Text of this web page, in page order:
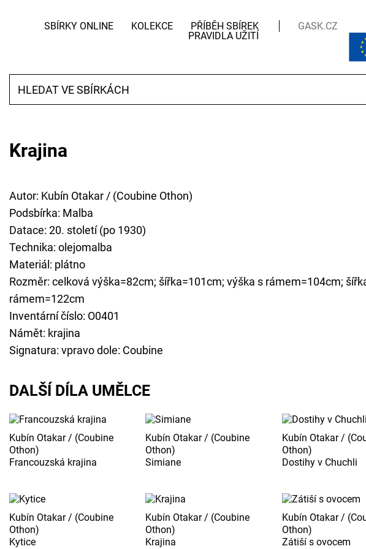
SBÍRKY ONLINE KOLEKCE
PŘÍBĚH SBÍREK
PRAVIDLA UŽITÍ
GASK.CZ
Krajina
Autor: Kubín Otakar / (Coubine Othon)
Podsbírka: Malba
Datace: 20. století (po 1930)
Technika: olejomalba
Materiál: plátno
Rozměr: celková výška=82cm; šířka=101cm; výška s rámem=104cm;
rámem=122cm
Inventární číslo: O0401
Námět: krajina
Signatura: vpravo dole: Coubine
DALŠÍ DÍLA UMĚLCE
Kubín Otakar / (Coubine
Othon)
Francouzská krajina
Kubín Otakar / (Coubine
Othon)
Simiane
Kubín Otakar /
Othon)
Dostihy v Chuchli
Kubín Otakar / (Coubine
Othon)
Kytice
Kubín Otakar / (Coubine
Othon)
Krajina
Kubín Otakar /
Othon)
Zátiší s ovocem